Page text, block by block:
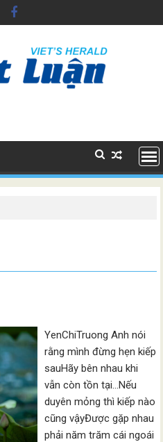
YenChiTruong Anh nói
rằng mình đừng hẹn kiếp
sauHãy bên nhau khi
vẫn còn tồn tại…Nếu
duyên mỏng thì kiếp nào
cũng vậyĐược gặp nhau
phải năm trăm cái ngoái